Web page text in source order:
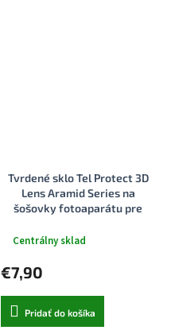
Tvrdené sklo Tel Protect 3D
Lens Aramid Series na
šošovky fotoaparátu pre
Centrálny sklad
€7,90
Pridať do košíka